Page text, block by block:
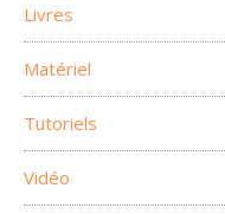
Livres
Matériel
Tutoriels
Vidéo